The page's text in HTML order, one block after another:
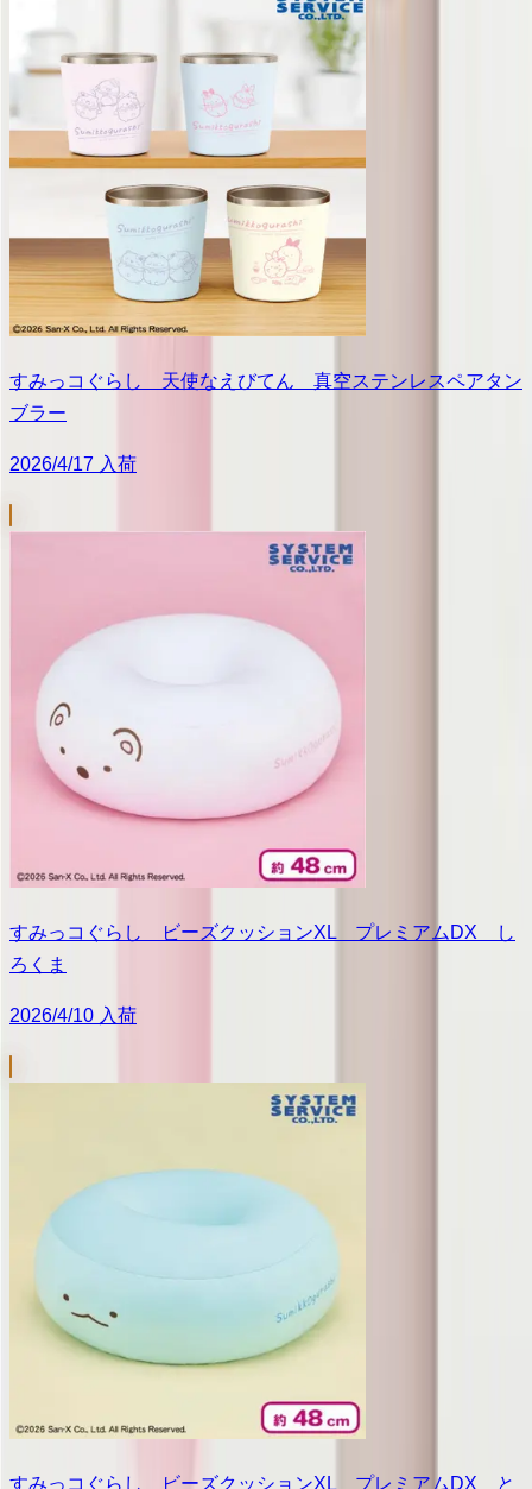
すみっコぐらし 天使なえびてん 真空ステンレスペアタン
ブラー
2026/4/17 入荷
すみっコぐらし ビーズクッションXL プレミアムDX し
ろくま
2026/4/10 入荷
すみっコぐらし ビーズクッションXL プレミアムDX と